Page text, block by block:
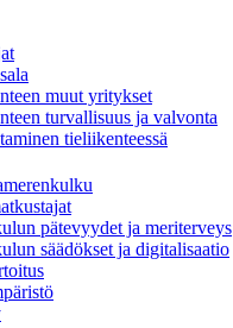
muut yritykset
turvallisuus ja valvonta
tieliikenteessä
pätevyydet ja meriterveys
säädökset ja digitalisaatio